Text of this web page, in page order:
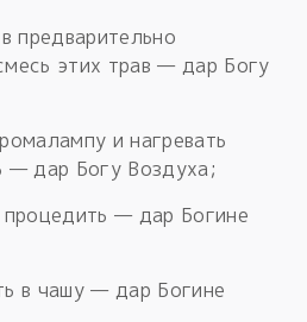
предварительно
этих трав — дар Богу
и нагревать
— дар Богу Воздуха;
— дар Богине
в чашу — дар Богине